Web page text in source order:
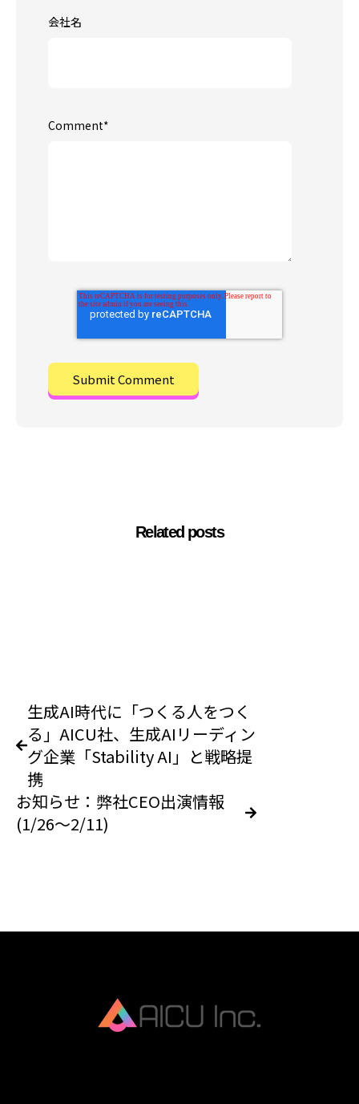
会社名
Comment*
Related posts
生成AI時代に「つくる人をつく
る」AICU社、生成AIリーディン
グ企業「Stability AI」と戦略提
携
お知らせ：弊社CEO出演情報
(1/26～2/11)